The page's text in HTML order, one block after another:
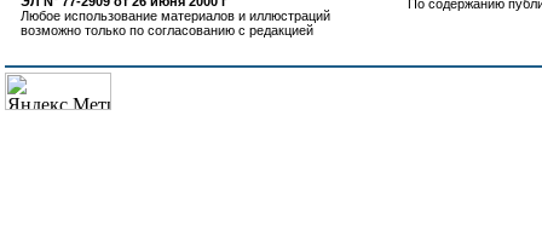
Любое использование материалов и иллюстраций
возможно только по согласованию с редакцией
По содержанию